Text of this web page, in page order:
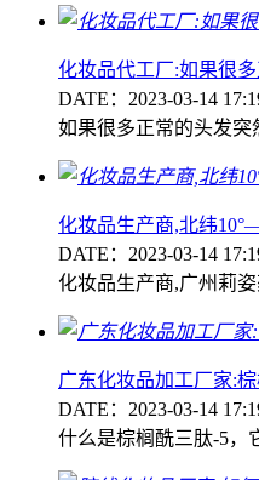
化妆品代工厂:如果很
DATE：2023-03-14
如果很多正常的头发突
化妆品生产商,北纬
DATE：2023-03-14
化妆品生产商,广州莉
广东化妆品加工厂家:
DATE：2023-03-14
什么是棕榈酰三肽-5，